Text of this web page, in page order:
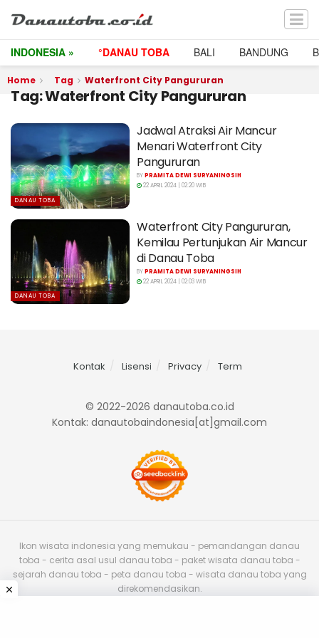
INDONESIA » °DANAU TOBA BALI BANDUNG
Home Tag Waterfront City Pangururan
Tag:Waterfront City Pangururan
DANAU TOBA
Jadwal Atraksi Air Mancur
Menari Waterfront City
Pangururan
BYPRAMITA DEWI SURYANINGSIH
22 APRIL 2024 | 02:20 WIB
DANAU TOBA
Waterfront City Pangururan,
Kemilau Pertunjukan Air Mancur
di Danau Toba
BYPRAMITA DEWI SURYANINGSIH
22 APRIL 2024 | 02:03 WIB
Kontak Lisensi Privacy Term
© 2022-2026 danautoba.co.id
Kontak: danautobaindonesia[at]gmail.com
Ikon wisata indonesia yang memukau - pemandangan danau
toba - cerita asal usul danau toba - paket wisata danau toba -
sejarah danau toba - peta danau toba - wisata danau toba yang
direkomendasikan.